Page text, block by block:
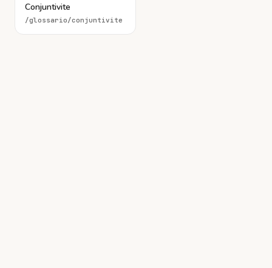
Conjuntivite
/glossario/conjuntivite